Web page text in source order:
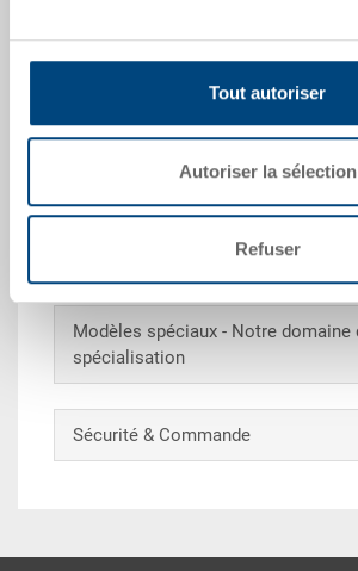
Tout autoriser
Autoriser la sélection
Refuser
Demander une offre
Données techniques
Couvercle de gerbage, PP, gris foncé,
Modèles spéciaux - Notre domaine
spécialisation
Sécurité & Commande